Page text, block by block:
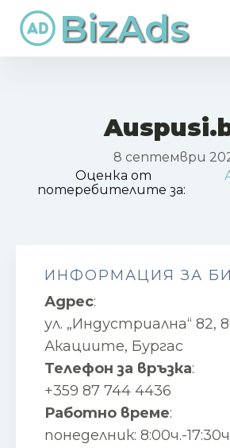
BizAds
8 септември
Оценка от
потеребителите за:
ИНФОРМАЦИЯ ЗА
Адрес:
ул. „Индустриална“ 82,
Акациите, Бургас
Телефон за връзка:
+359 87 744 4436
Работно време:
понеделник: 8:00ч.-17:30ч.